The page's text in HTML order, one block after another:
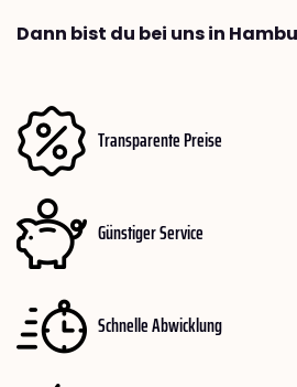
Dann bist du bei uns in
Transparente Preise
Günstiger Service
Schnelle Abwicklung